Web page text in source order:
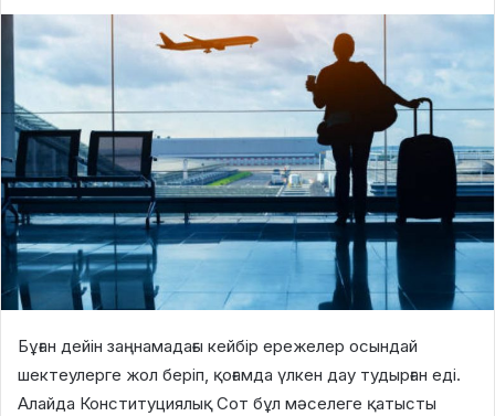
Бұған дейін заңнамадағы кейбір ережелер осындай
шектеулерге жол беріп, қоғамда үлкен дау тудырған еді.
Алайда Конституциялық Сот бұл мәселеге қатысты